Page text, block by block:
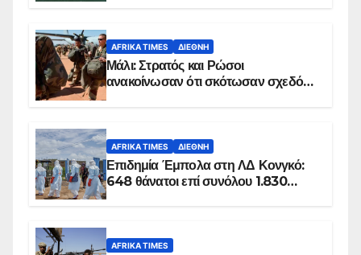
AFRIKA TIMES ΔΙΕΘΝΉ
Μάλι: Στρατός και Ρώσοι
ανακοίνωσαν ότι σκότωσαν σχεδόν
AFRIKA TIMES ΔΙΕΘΝΉ
Επιδημία Έμπολα στη ΛΔ Κονγκό:
648 θάνατοι επί συνόλου 1.830
AFRIKA TIMES